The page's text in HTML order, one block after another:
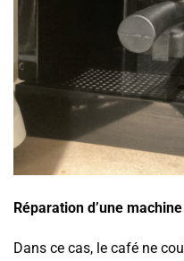
Réparation d’une
Dans ce cas, le café ne